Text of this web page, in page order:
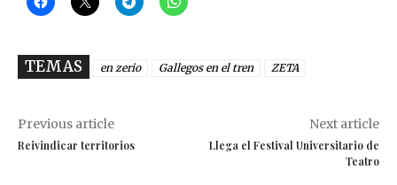
TEMAS en zerio Gallegos en el tren ZETA
Previous article
Reivindicar territorios
Next article
Llega el Festival Universitario de
Teatro